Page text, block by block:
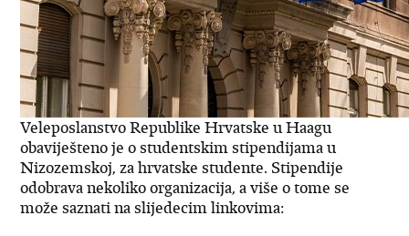
Veleposlanstvo Republike Hrvatske u Haagu
obaviješteno je o studentskim stipendijama u
Nizozemskoj, za hrvatske studente. Stipendije
odobrava nekoliko organizacija, a više o tome se
može saznati na slijedecim linkovima: